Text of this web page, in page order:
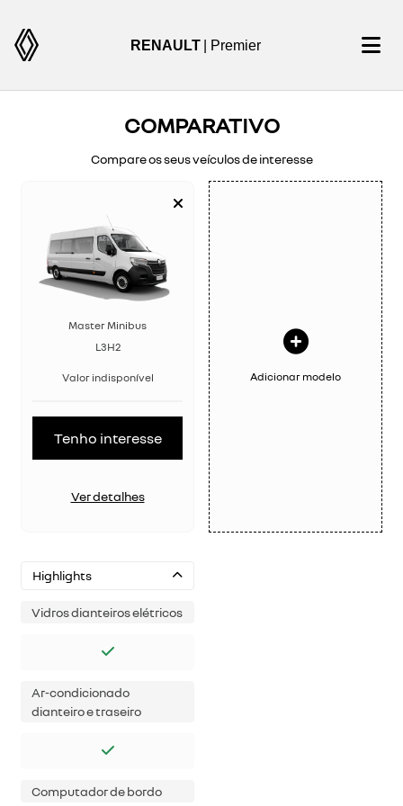
RENAULT | Premier
COMPARATIVO
Compare os seus veículos de interesse
Master Minibus
L3H2
Valor indisponível
Tenho interesse
Ver detalhes
Adicionar modelo
Highlights
Vidros dianteiros elétricos
Ar-condicionado
dianteiro e traseiro
Computador de bordo